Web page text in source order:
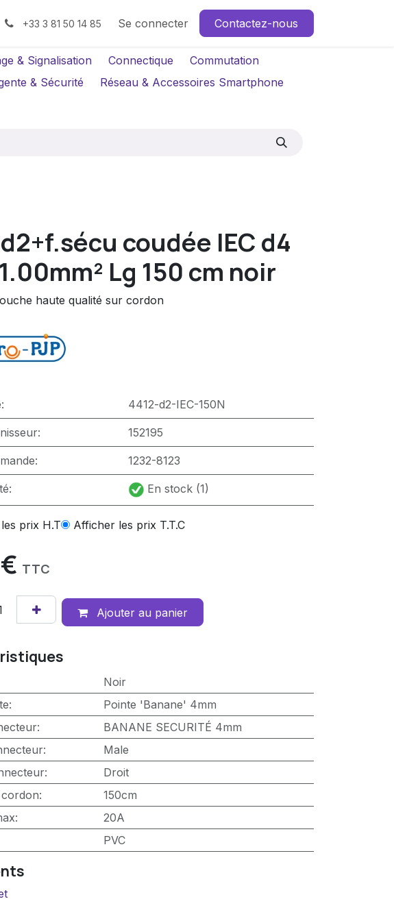
+33 3 81 50 14 85 Se connecter Contactez-nous
& Signalisation Connectique
Commutation
& Sécurité
Réseau & Accessoires Smartphone
coudée IEC d4
Lg 150 cm noir
haute qualité sur cordon
4412-d2-IEC-150N
152195
1232-8123
En stock (1)
prix H.T Afficher les prix T.T.C
€ TTC
Ajouter au panier
Noir
:
Pointe 'Banane' 4mm
:
BANANE SECURITÉ 4mm
:
Male
:
Droit
:
150cm
:
20A
PVC